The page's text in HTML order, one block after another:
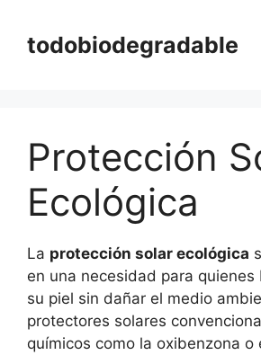
contenido
todobiodegradable
Protección
Ecológica
La protección solar ecológica
en una necesidad para
su piel sin dañar el medio
protectores solares
químicos como la oxibenzona o